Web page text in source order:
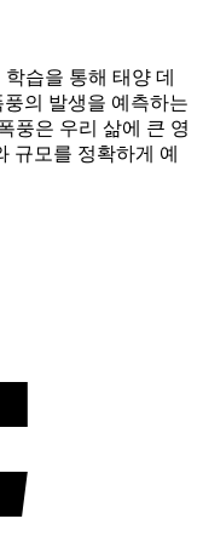
습을 통해 태양 데
의 발생을 예측하는
풍은 우리 삶에 큰 영
규모를 정확하게 예